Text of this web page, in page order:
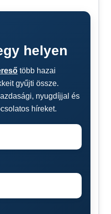
helyen
több hazai
gyűjti össze.
nyugdíjjal és
híreket.